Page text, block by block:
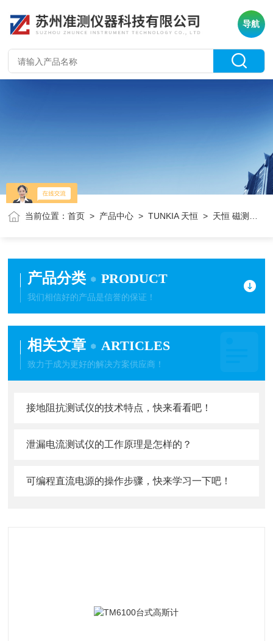
导航
当前位置：首页 > 产品中心 >TUNKIA 天恒 > 天恒 磁测产品
产品分类 PRODUCT
我们相信好的产品是信誉的保证！
相关文章 ARTICLES
致力于成为更好的解决方案供应商！
接地阻抗测试仪的技术特点，快来看看吧！
泄漏电流测试仪的工作原理是怎样的？
可编程直流电源的操作步骤，快来学习一下吧！